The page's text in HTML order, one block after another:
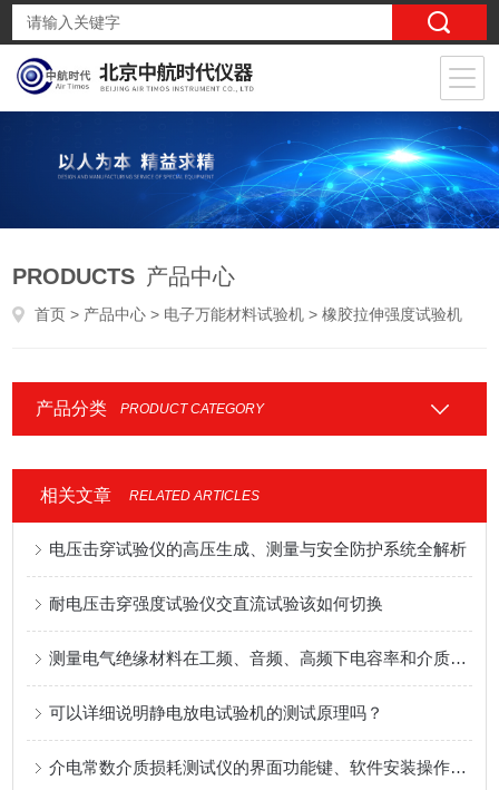
PRODUCTS 产品中心
首页 > 产品中心 > 电子万能材料试验机 > 橡胶拉伸强度试验机
产品分类 PRODUCT CATEGORY
相关文章 RELATED ARTICLES
电压击穿试验仪的高压生成、测量与安全防护系统全解析
耐电压击穿强度试验仪交直流试验该如何切换
测量电气绝缘材料在工频、音频、高频下电容率和介质损耗因数的推荐方法？
可以详细说明静电放电试验机的测试原理吗？
介电常数介质损耗测试仪的界面功能键、软件安装操作进行说明？